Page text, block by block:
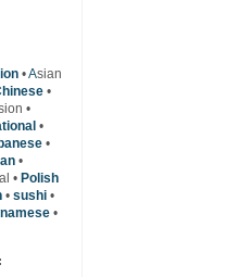
•Asian
•
•
•
•
•
• Polish
• sushi •
•